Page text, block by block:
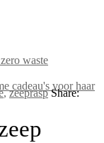
cadeau's voor haar
,zeeprasp Share: